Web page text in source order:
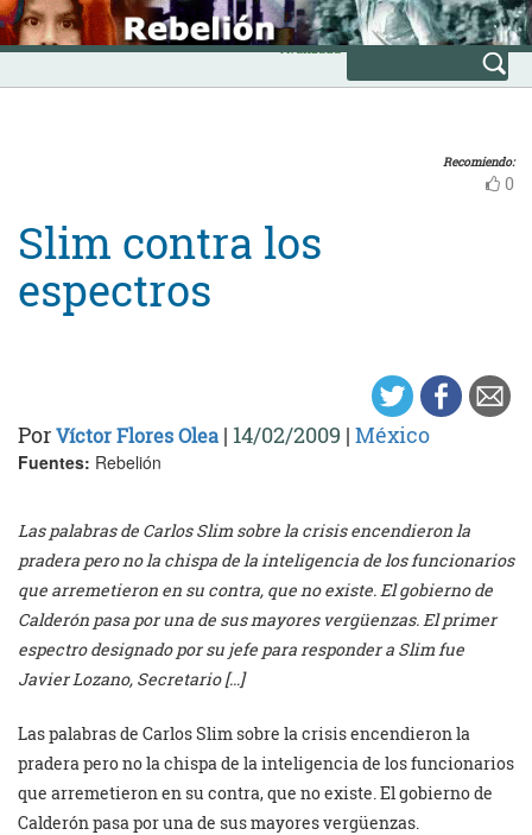
Skip
to
content
INICIO
Avanzada
Recomiendo:
0
Slim contra los
espectros
PorVíctor Flores Olea | 14/02/2009 | México
Fuentes: Rebelión
Las palabras de Carlos Slim sobre la crisis encendieron la
pradera pero no la chispa de la inteligencia de los funcionarios
que arremetieron en su contra, que no existe. El gobierno de
Calderón pasa por una de sus mayores vergüenzas. El primer
espectro designado por su jefe para responder a Slim fue
Javier Lozano, Secretario […]
Las palabras de Carlos Slim sobre la crisis encendieron la
pradera pero no la chispa de la inteligencia de los funcionarios
que arremetieron en su contra, que no existe. El gobierno de
Calderón pasa por una de sus mayores vergüenzas.